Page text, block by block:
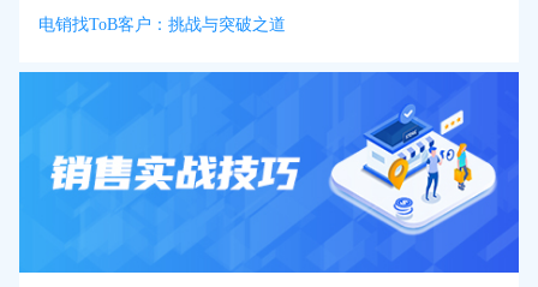
电销找ToB客户：挑战与突破之道